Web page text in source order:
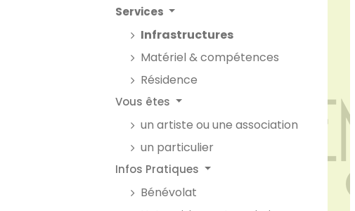
Services
Infrastructures
Matériel & compétences
Résidence
Vous êtes
un artiste ou une association
un particulier
Infos Pratiques
Bénévolat